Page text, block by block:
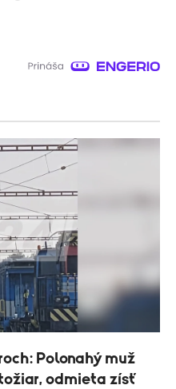
Polonahý muž
odmieta zísť